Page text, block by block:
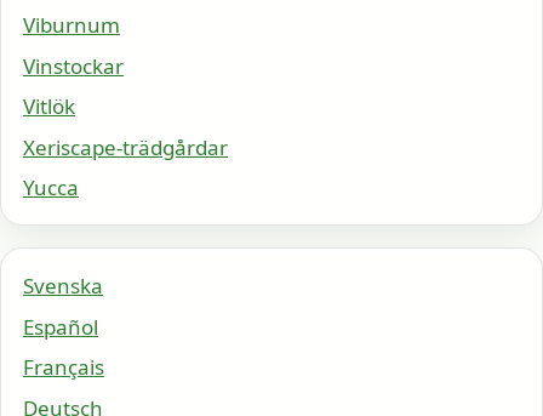
Viburnum
Vinstockar
Vitlök
Xeriscape-trädgårdar
Yucca
Svenska
Español
Français
Deutsch